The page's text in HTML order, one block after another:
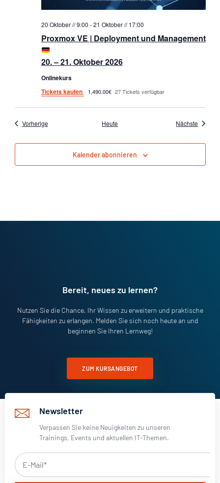
Proxmox VE | Deployment und Management
20. – 21. Oktober 2026
20 Oktober // 9:00 -21 Oktober // 17:00
Onlinekurs
Tickets kaufen
1,490.00€ 27 Tickets verfügbar
VorherigeVeranstaltungen Heute Nächste
Kalender abonnieren
Bereit, neues zu lernen?
Nutzen Sie die Chance, Ihr Wissen zu erweitern und praktische
Fähigkeiten zu erlangen. Melden Sie sich noch heute an und
beginnen Sie Ihren Lernweg!
ZUM KURSANGEBOT
Newsletter
Verpassen Sie keine Neuigkeiten zu unseren
Trainings, Events und aktuellen IT-Themen.